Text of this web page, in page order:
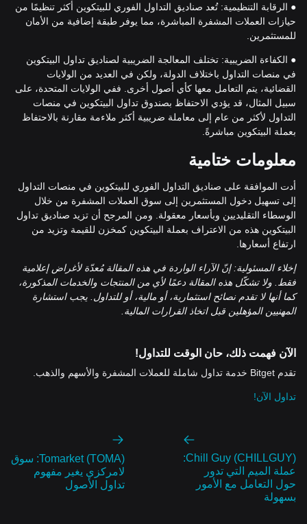
● الرقابة التنظيمية: تُعد صناديق التداول الفوري للبيتكوين أكثر تنظيمًا من
حيازات العملات المشفرة المباشرة، مما يوفر طبقة إضافية من الأمان
للمستثمرين.
● الكفاءة الضريبية: تختلف المعالجة الضريبية لصناديق تداول البيتكوين
في منصات التداول باختلاف الدولة، ولكن في العديد من الولايات
القضائية، يتم التعامل معها كأي أصول أخرى. ففي الولايات المتحدة، على
سبيل المثال، قد يؤدي الاحتفاظ بصندوق تداول البيتكوين في منصات
التداول لأكثر من عام إلى معاملة ضريبية أكثر ملاءمة مقارنة بالاحتفاظ
بعملة البيتكوين مباشرةً.
معلومات ختامية
أدت الموافقة على صناديق التداول الفوري للبيتكوين في منصات التداول
إلى تسهيل دخول المستثمرين إلى سوق العملات المشفرة من خلال
الوسطاء التقليديين وبأسعار معقولة. ومن المرجح أن تزيد صناديق تداول
البيتكوين هذه من الاعتراف بعملة البيتكوين كمخزن للقيمة وتزيد من
ارتفاع أسعارها.
إخلاء المسئولية: إنّ الآراء الواردة في هذه المقالة مُعدّة لأغراض إعلامية
فقط. ولا تشكّل هذه المقالة دعمًا لأي من المنتجات والخدمات المذكورة،
كما أنها لا تقدم نصائح استثمارية، أو مالية، أو للتداول. يجب استشارة
المهنيين المؤهلين قبل اتخاذ القرارات المالية.
الآن فهمت ذلك، حان الوقت للتداول!
تقدم Bitget خدمة تداول شاملة للعملات المشفرة والأسهم والذهب.
تداول الآن!
Chill Guy (CHILLGUY):
عملة الميم التي تدور
حول التعامل مع الأمور
بسهولة
Tomarket (TOMA): سوق
لامركزي يغير مفهوم
تداول الأصول